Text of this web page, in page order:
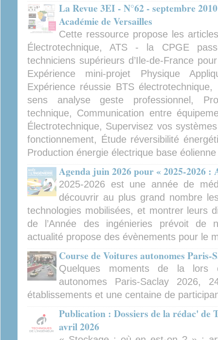
La Revue 3EI - N°62 - septembre
Académie de Versailles
Cette ressource propose les
Électrotechnique, ATS - la CPGE
techniciens supérieurs d’Ile-de-France
Expérience mini-projet Physique
Expérience réussie BTS
sens analyse geste professionnel,
technique, Communication entre
Électrotechnique, Supervisez vos
fonctionnement, Étude réversibilité
Production énergie électrique base éolienne
Agenda juin 2026 pour « 2025-2026 :
2025-2026 est une année de
découvrir au plus grand nombre
technologies mobilisées, et montrer leurs
de l’Année des ingénieries prévoit de
actualité propose des évènements pour le
Course de Voitures autonomes Paris-
Quelques moments de la
autonomes Paris-Saclay 2026,
établissements et une centaine de
Publication : Dossiers de la rédac' de
avril 2026